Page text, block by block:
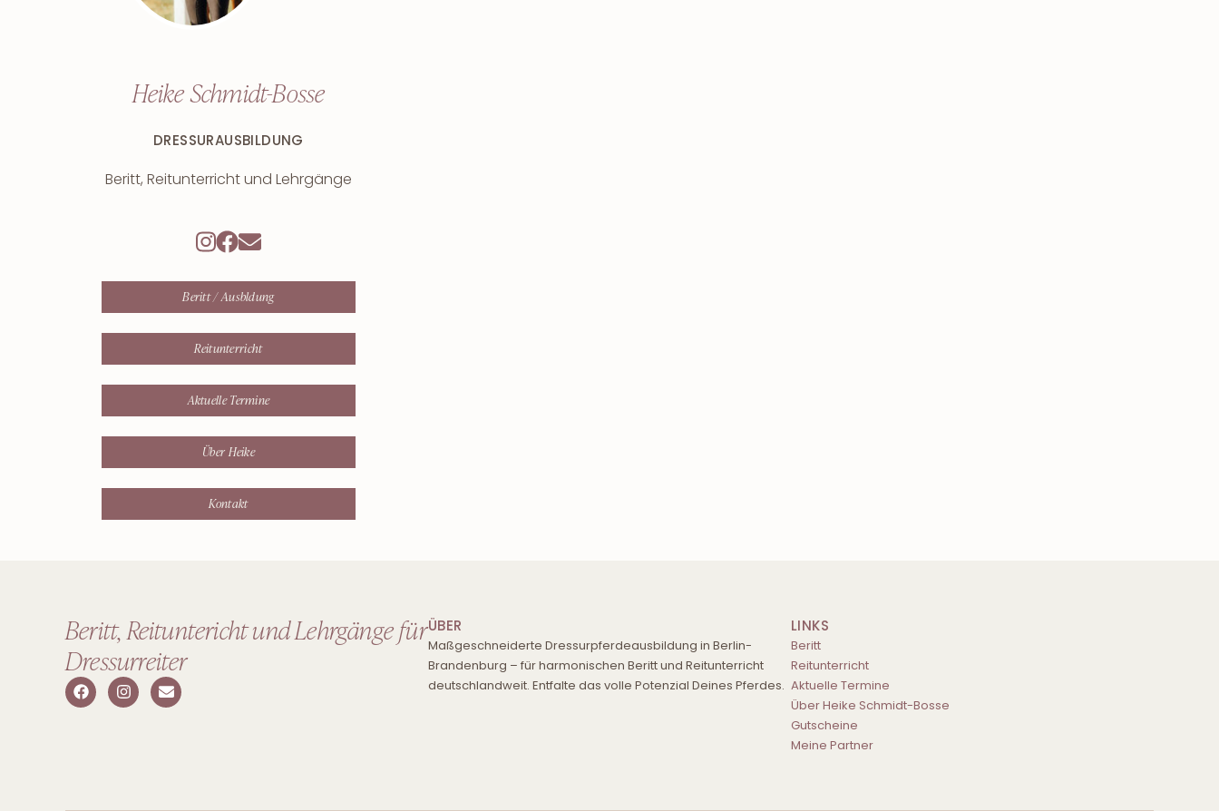
Heike Schmidt-Bosse
DRESSURAUSBILDUNG
Beritt, Reitunterricht und Lehrgänge
Beritt / Ausbldung
Reitunterricht
Aktuelle Termine
Über Heike
Kontakt
Beritt, Reituntericht und Lehrgänge für
Dressurreiter
ÜBER
Maßgeschneiderte Dressurpferdeausbildung in Berlin-
Brandenburg – für harmonischen Beritt und Reitunterricht
deutschlandweit. Entfalte das volle Potenzial Deines Pferdes.
LINKS
Beritt
Reitunterricht
Aktuelle Termine
Über Heike Schmidt-Bosse
Gutscheine
Meine Partner